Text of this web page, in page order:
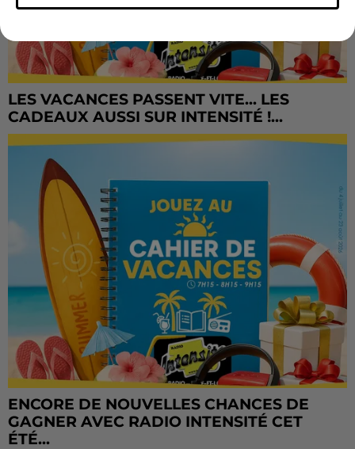
LES VACANCES PASSENT VITE... LES
CADEAUX AUSSI SUR INTENSITÉ !...
ENCORE DE NOUVELLES CHANCES DE
GAGNER AVEC RADIO INTENSITÉ CET
ÉTÉ...